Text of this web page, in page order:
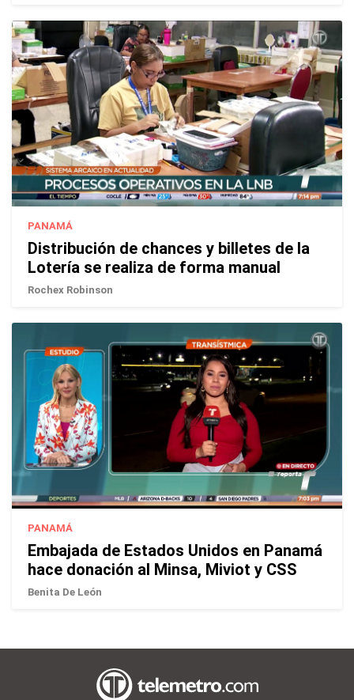
PANAMÁ
Distribución de chances y billetes de la
Lotería se realiza de forma manual
Rochex Robinson
PANAMÁ
Embajada de Estados Unidos en Panamá
hace donación al Minsa, Miviot y CSS
Benita De León